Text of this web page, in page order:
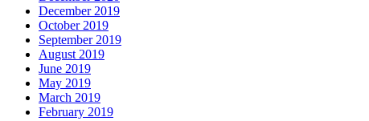
December 2019
October 2019
September 2019
August 2019
June 2019
May 2019
March 2019
February 2019